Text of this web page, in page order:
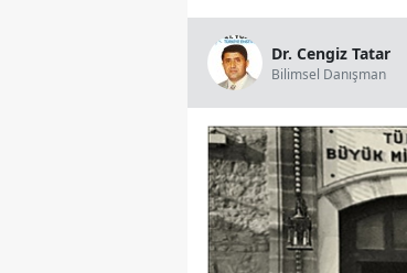
Dr. Cengiz Tatar
Bilimsel Danışman